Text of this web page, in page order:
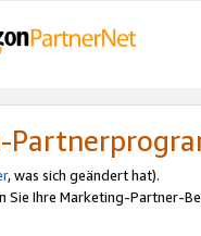
, was sich geändert hat).
Sie Ihre Marketing-Partner-